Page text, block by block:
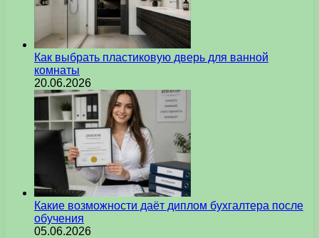
Как выбрать пластиковую дверь для ванной
комнаты
20.06.2026
Какие возможности даёт диплом бухгалтера после
обучения
05.06.2026